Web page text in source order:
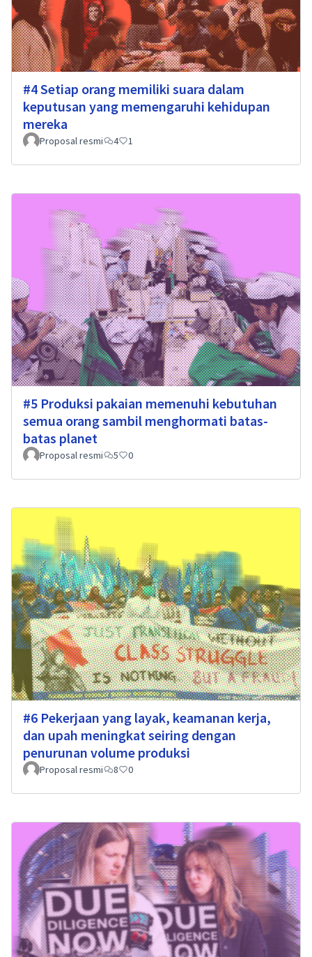
#4 Setiap orang memiliki suara dalam
keputusan yang memengaruhi kehidupan
mereka
Proposal resmi 4 1
#5 Produksi pakaian memenuhi kebutuhan
semua orang sambil menghormati batas-
batas planet
Proposal resmi 5 0
#6 Pekerjaan yang layak, keamanan kerja,
dan upah meningkat seiring dengan
penurunan volume produksi
Proposal resmi 8 0